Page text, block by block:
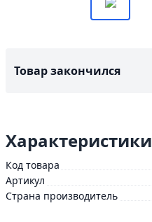
Товар закончился
Характеристики
Код товара
Артикул
Страна производитель